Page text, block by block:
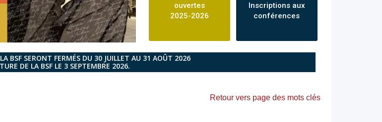
ouvertes
2025-2026
Inscriptions aux
conférences
BSF SERONT FERMÉS DU 30 JUILLET AU 31 AOÛT 2026
DE LA BSF LE 3 SEPTEMBRE 2026.
Retour vers page des mots clés